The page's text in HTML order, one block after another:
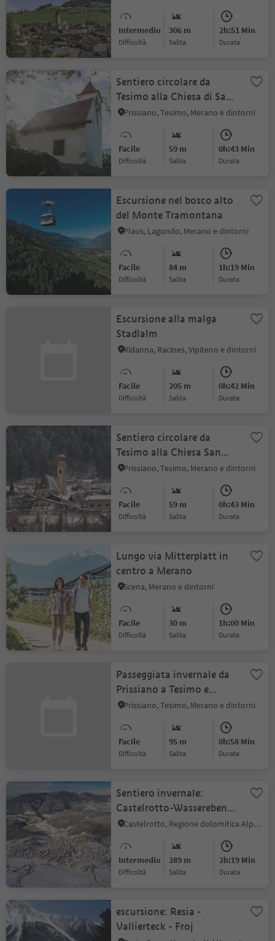
Intermedio
Difficoltà
306 m
Salita
2h:51 Min
durata
Sentiero circolare da
Tesimo alla Chiesa di San
Cristoforo
Prissiano, Tesimo, Merano e dintorni
Facile
Difficoltà
59 m
Salita
0h:43 Min
durata
Escursione nel bosco alto
del Monte Tramontana
Plaus, Lagundo, Merano e dintorni
Facile
Difficoltà
84 m
Salita
1h:19 Min
durata
Escursione alla malga
Stadlalm
Ridanna, Racines, Vipiteno e dintorni
Facile
Difficoltà
205 m
Salita
0h:42 Min
durata
Sentiero circolare da
Tesimo alla Chiesa San
Cristoforo in inverno
Prissiano, Tesimo, Merano e dintorni
Facile
Difficoltà
59 m
Salita
0h:43 Min
durata
Lungo via Mitterplatt in
centro a Merano
Scena, Merano e dintorni
Facile
Difficoltà
30 m
Salita
1h:00 Min
durata
Passeggiata invernale da
Prissiano a Tesimo e
indietro
Prissiano, Tesimo, Merano e dintorni
Facile
Difficoltà
95 m
Salita
0h:58 Min
durata
Sentiero invernale:
Castelrotto-Wasserebene-
Spiazzo Scherer-
Castelrotto, Regione dolomitica Alpe di Siusi
Intermedio
Difficoltà
289 m
Salita
2h:19 Min
durata
escursione: Resia -
Vallierteck - Froj